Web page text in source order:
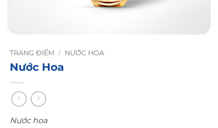
TRANG ĐIỂM / NƯỚC HOA
Nước Hoa
Nước hoa